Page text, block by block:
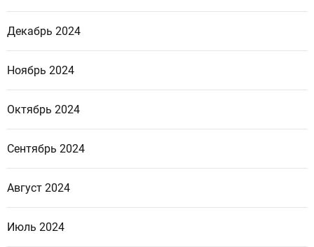
Декабрь 2024
Ноябрь 2024
Октябрь 2024
Сентябрь 2024
Август 2024
Июль 2024